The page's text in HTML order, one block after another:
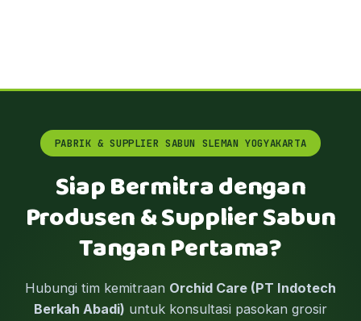
PABRIK & SUPPLIER SABUN SLEMAN YOGYAKARTA
Siap Bermitra dengan
Produsen & Supplier Sabun
Tangan Pertama?
Hubungi tim kemitraan Orchid Care (PT Indotech
Berkah Abadi) untuk konsultasi pasokan grosir